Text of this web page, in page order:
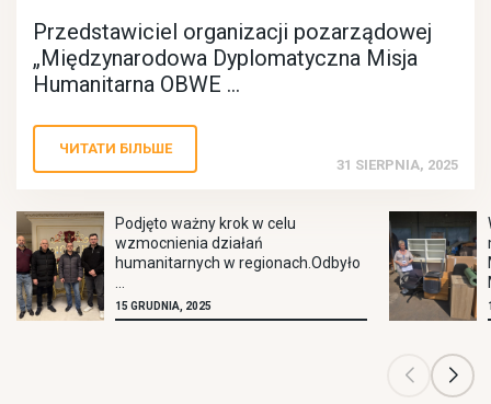
Przedstawiciel organizacji pozarządowej
„Międzynarodowa Dyplomatyczna Misja
Humanitarna OBWE ...
ЧИТАТИ БІЛЬШЕ
31 SIERPNIA, 2025
Podjęto ważny krok w celu
wzmocnienia działań
humanitarnych w regionach.Odbyło
15 GRUDNIA, 2025